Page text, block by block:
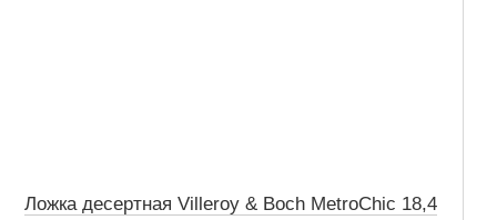
Ложка десертная Villeroy & Boch MetroChic 18,4